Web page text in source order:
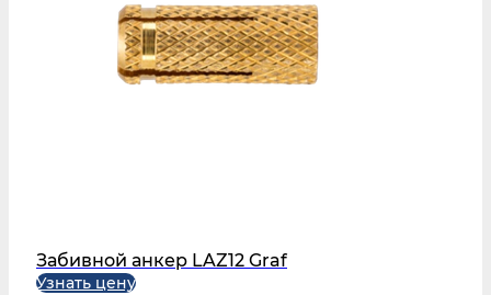
Забивной анкер LAZ12 Graf
Узнать цену